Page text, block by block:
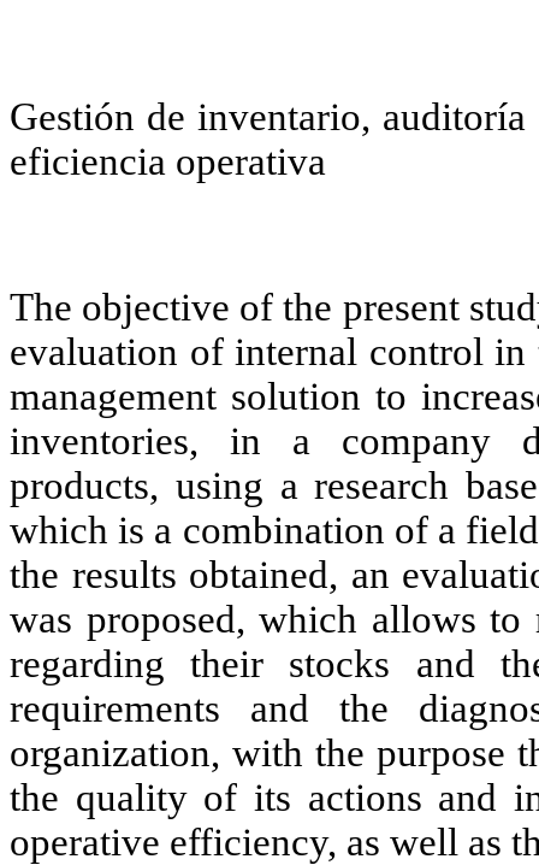
Gestión de inventario,
eficiencia operativa
The objective of the present
evaluation of internal control in
management solution to
inventories, in a company
products, using a research
which is a combination of a
the results obtained, an
was proposed, which allows
regarding their stocks and
requirements and the
organization, with the purpose
the quality of its actions and
operative efficiency, as well as